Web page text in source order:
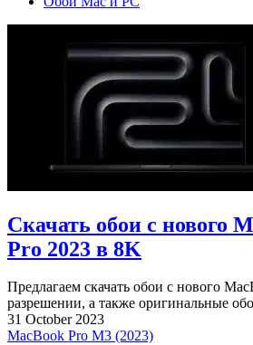
Скачать обои с нового
Pro 2023 в 8K
Предлагаем скачать обои с нового
разрешении, а также оригинальные
31 October 2023
MacBook Pro M3 (2023)